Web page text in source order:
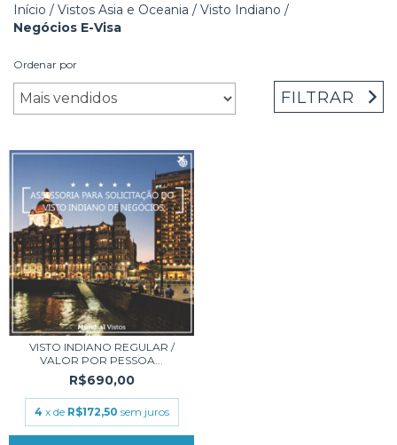
Início / Vistos Asia e Oceania / Visto Indiano /
Negócios E-Visa
Ordenar por
FILTRAR
VISTO INDIANO REGULAR /
VALOR POR PESSOA...
R$690,00
4 x de R$172,50 sem juros